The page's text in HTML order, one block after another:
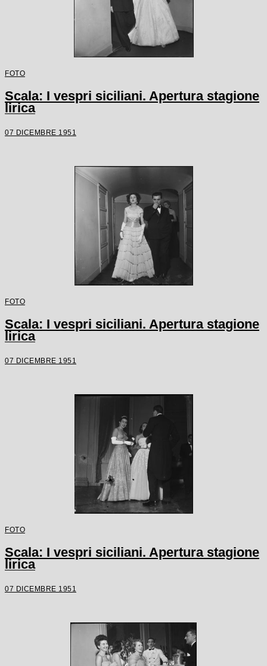
FOTO
Scala: I vespri siciliani. Apertura stagione
lirica
07 DICEMBRE 1951
FOTO
Scala: I vespri siciliani. Apertura stagione
lirica
07 DICEMBRE 1951
FOTO
Scala: I vespri siciliani. Apertura stagione
lirica
07 DICEMBRE 1951